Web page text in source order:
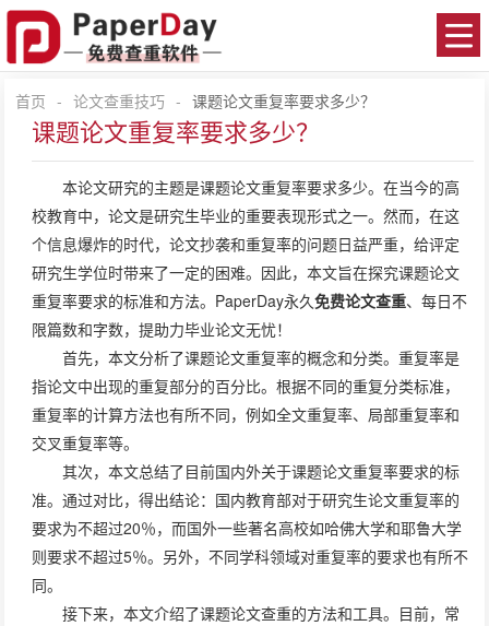
首页 - 论文查重技巧 - 课题论文重复率要求多少？
课题论文重复率要求多少？
本论文研究的主题是课题论文重复率要求多少。在当今的高
校教育中，论文是研究生毕业的重要表现形式之一。然而，在这
个信息爆炸的时代，论文抄袭和重复率的问题日益严重，给评定
研究生学位时带来了一定的困难。因此，本文旨在探究课题论文
重复率要求的标准和方法。PaperDay永久免费论文查重、每日不
限篇数和字数，提助力毕业论文无忧！
首先，本文分析了课题论文重复率的概念和分类。重复率是
指论文中出现的重复部分的百分比。根据不同的重复分类标准，
重复率的计算方法也有所不同，例如全文重复率、局部重复率和
交叉重复率等。
其次，本文总结了目前国内外关于课题论文重复率要求的标
准。通过对比，得出结论：国内教育部对于研究生论文重复率的
要求为不超过20％，而国外一些著名高校如哈佛大学和耶鲁大学
则要求不超过5％。另外，不同学科领域对重复率的要求也有所不
同。
接下来，本文介绍了课题论文查重的方法和工具。目前，常